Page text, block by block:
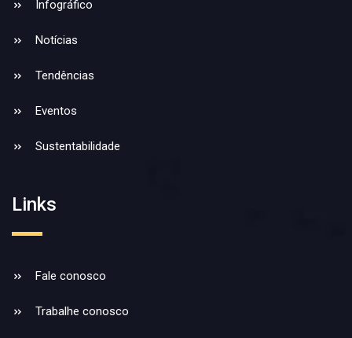
Infográfico
Notícias
Tendências
Eventos
Sustentabilidade
Links
Fale conosco
Trabalhe conosco